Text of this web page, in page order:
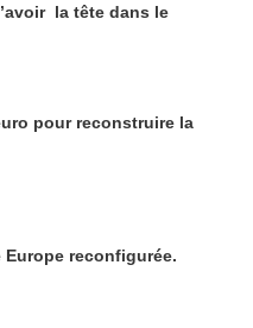
la tête dans le
pour reconstruire la
reconfigurée.